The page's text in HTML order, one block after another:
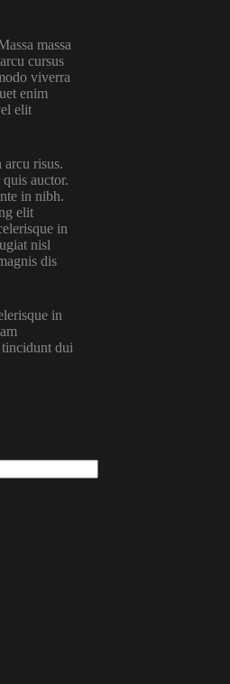
massa
cursus
viverra
enim
elit
risus.
auctor.
in nibh.
elit
in
nisl
dis
in
tincidunt dui